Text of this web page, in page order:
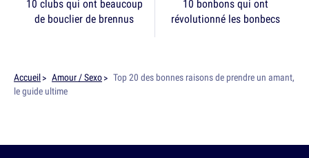
10 clubs qui ont beaucoup
de bouclier de brennus
10 bonbons qui ont
révolutionné les bonbecs
Accueil Amour / Sexo
Top 20 des bonnes raisons de prendre un amant,
le guide ultime